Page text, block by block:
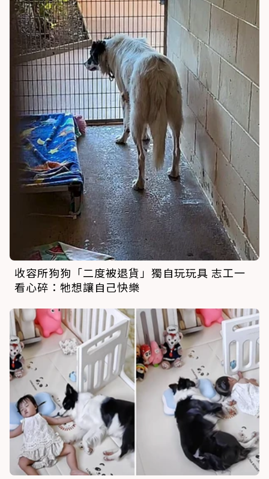
收容所狗狗「二度被退貨」獨自玩玩具 志工一
看心碎：牠想讓自己快樂